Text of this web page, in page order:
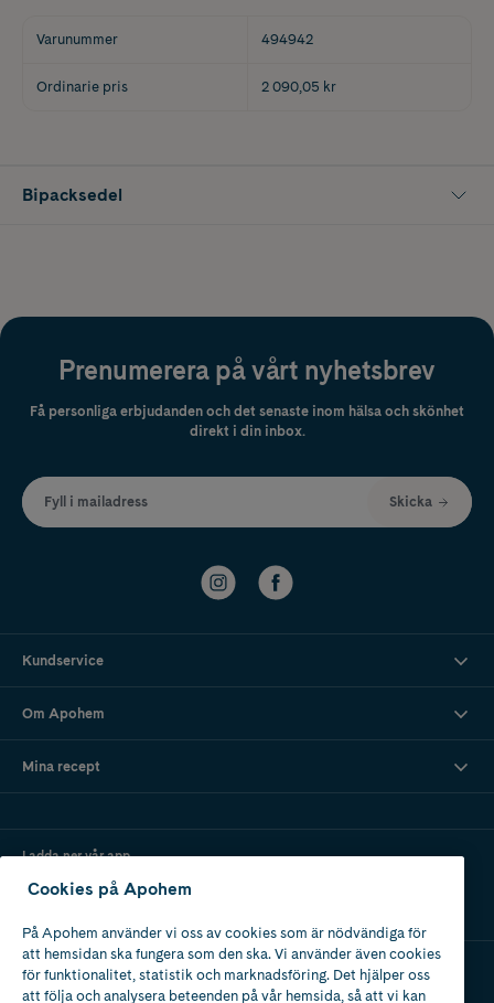
Varunummer 494942
Ordinarie pris 2 090,05 kr
Bipacksedel
Prenumerera på vårt nyhetsbrev
Få personliga erbjudanden och det senaste inom hälsa och skönhet
direkt i din inbox.
Fyll i mailadress Skicka
Kundservice
Om Apohem
Mina recept
Ladda ner vår app
Apotek med tillstånd
Cookies på Apohem
På Apohem använder vi oss av cookies som är nödvändiga för
att hemsidan ska fungera som den ska. Vi använder även cookies
för funktionalitet, statistik och marknadsföring. Det hjälper oss
att följa och analysera beteenden på vår hemsida, så att vi kan